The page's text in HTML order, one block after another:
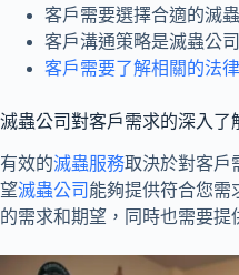
客戶需要選擇合適的滅
客戶溝通策略是滅蟲公
客戶需要了解相關的法
滅蟲公司對客戶需求的深入了
有效的滅蟲服務取決於對客戶
望滅蟲公司 能夠提供符合您需
的需求和期望，同時也需要提